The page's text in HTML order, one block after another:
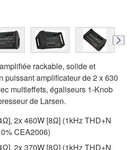
rackable, solide et
puissant amplificateur de 2 x 630
multieffets, égaliseurs 1-Knob
de Larsen.
2x 460W [8Ω] (1kHz THD+N
CEA2006)
2x 370W [8Ω] (1kHz THD+N